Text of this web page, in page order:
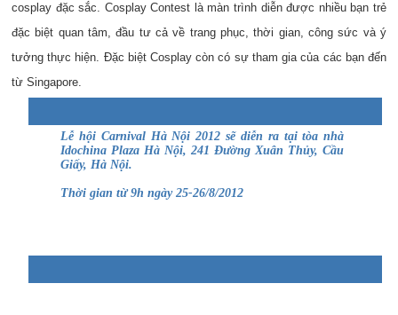
cosplay đặc sắc. Cosplay Contest là màn trình diễn được nhiều bạn trẻ
đặc biệt quan tâm, đầu tư cả về trang phục, thời gian, công sức và ý
tưởng thực hiện. Đặc biệt Cosplay còn có sự tham gia của các bạn đến
từ Singapore.
Lễ hội Carnival Hà Nội 2012 sẽ diễn ra tại tòa nhà
Idochina Plaza Hà Nội, 241 Đường Xuân Thủy, Cầu
Giấy, Hà Nội.
Thời gian từ 9h ngày 25-26/8/2012